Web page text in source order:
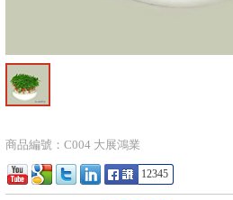
商品編號：C004 大展鴻業
12345